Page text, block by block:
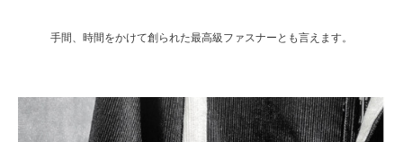
手間、時間をかけて創られた最高級ファスナーとも言えます。